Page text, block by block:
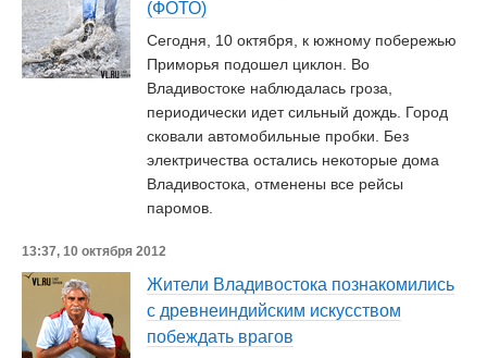
(ФОТО)
Сегодня, 10 октября, к южному побережью
Приморья подошел циклон. Во
Владивостоке наблюдалась гроза,
периодически идет сильный дождь. Город
сковали автомобильные пробки. Без
электричества остались некоторые дома
Владивостока, отменены все рейсы
паромов.
13:37, 10 октября 2012
Жители Владивостока познакомились
с древнеиндийским искусством
побеждать врагов